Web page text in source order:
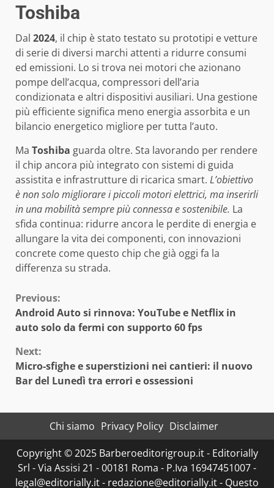
Toshiba
Dal 2024, il chip è stato testato su prototipi e vetture
di serie di diversi marchi attenti a ridurre consumi
ed emissioni. Lo si trova nei motori che azionano
pompe dell’acqua, compressori dell’aria
condizionata e altri dispositivi ausiliari. Una gestione
più efficiente significa meno energia assorbita e un
bilancio energetico migliore per tutta l’auto.
Ma Toshiba guarda oltre. Sta lavorando per rendere
il chip ancora più integrato con sistemi di guida
assistita e infrastrutture di ricarica smart. L’obiettivo
è non solo migliorare i piccoli motori elettrici, ma inserirli
in una mobilità sempre più connessa e sostenibile. La
sfida continua: ridurre ancora le perdite di energia e
allungare la vita dei componenti, con innovazioni
concrete come questo chip che già oggi fa la
differenza su strada.
Continue
Reading
Previous:
Android Auto si rinnova: YouTube e Netflix in
auto solo da fermi con supporto 60 fps
Next:
Micro-sfighe e superstizioni nei cantieri: il nuovo
Bar del Lunedì tra errori e ossessioni
Chi siamo Privacy Policy Disclaimer
Copyright © 2025 Barberoeditorigroup.it - Editorially
Srl - Via Assisi 21 - 00181 Roma - P.Iva 16947451007 -
legal@editorially.it - redazione@editorially.it - Questo